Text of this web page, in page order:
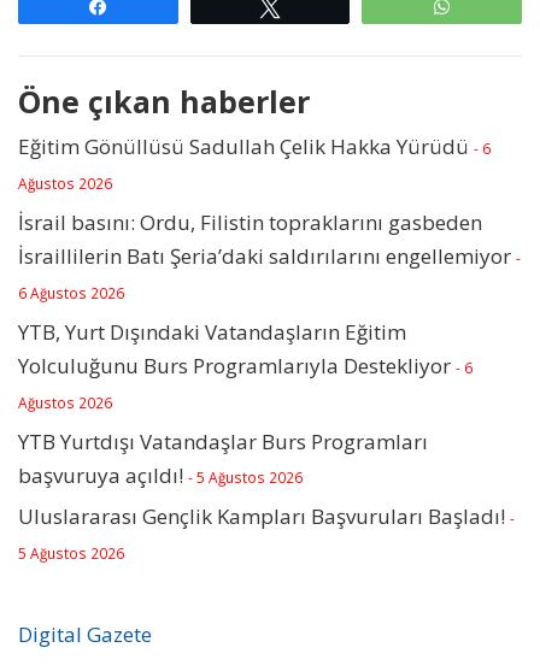
Öne çıkan haberler
Eğitim Gönüllüsü Sadullah Çelik Hakka Yürüdü - 6
Ağustos 2026
İsrail basını: Ordu, Filistin topraklarını gasbeden
İsraillilerin Batı Şeria’daki saldırılarını engellemiyor -
6 Ağustos 2026
YTB, Yurt Dışındaki Vatandaşların Eğitim
Yolculuğunu Burs Programlarıyla Destekliyor - 6
Ağustos 2026
YTB Yurtdışı Vatandaşlar Burs Programları
başvuruya açıldı! - 5 Ağustos 2026
Uluslararası Gençlik Kampları Başvuruları Başladı! -
5 Ağustos 2026
Digital Gazete